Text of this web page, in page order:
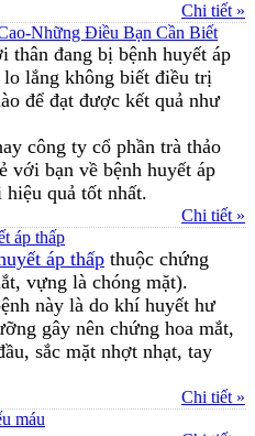
Chi tiết »
Những Điều Bạn Cần Biết
thân đang bị bệnh huyết áp
lo lắng không biết điều trị
để đạt được kết quả như
công ty cổ phần trà thảo
với bạn về bệnh huyết áp
quả tốt nhất.
Chi tiết »
áp thấp
áp thấp thuộc chứng
vựng là chóng mặt).
này là do khí huyết hư
gây nên chứng hoa mắt,
sắc mặt nhợt nhạt, tay
Chi tiết »
máu